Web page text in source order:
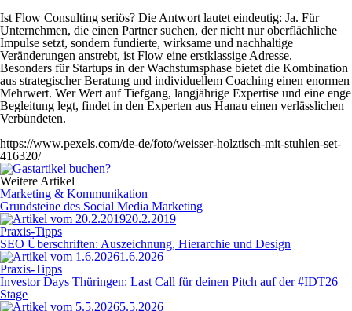
Ist Flow Consulting seriös? Die Antwort lautet eindeutig: Ja. Für
Unternehmen, die einen Partner suchen, der nicht nur oberflächliche
Impulse setzt, sondern fundierte, wirksame und nachhaltige
Veränderungen anstrebt, ist Flow eine erstklassige Adresse.
Besonders für Startups in der Wachstumsphase bietet die Kombination
aus strategischer Beratung und individuellem Coaching einen enormen
Mehrwert. Wer Wert auf Tiefgang, langjährige Expertise und eine enge
Begleitung legt, findet in den Experten aus Hanau einen verlässlichen
Verbündeten.
https://www.pexels.com/de-de/foto/weisser-holztisch-mit-stuhlen-set-
416320/
Weitere Artikel
Marketing & Kommunikation
Grundsteine des Social Media Marketing
20.2.2019
Praxis-Tipps
SEO Überschriften: Auszeichnung, Hierarchie und Design
1.6.2026
Praxis-Tipps
Investor Days Thüringen: Last Call für deinen Pitch auf der #IDT26
Stage
5.5.2026